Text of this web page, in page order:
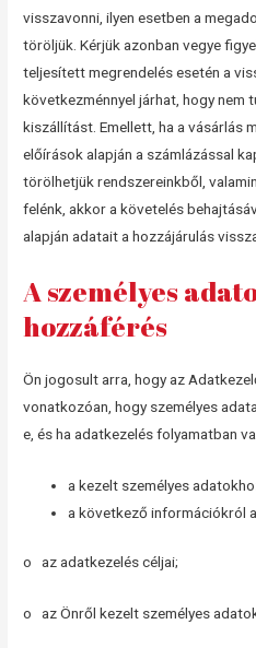
visszavonni, ilyen esetben a
töröljük. Kérjük azonban vegye
teljesített megrendelés esetén a
következménnyel járhat, hogy nem
kiszállítást. Emellett, ha a vásárlás
előírások alapján a számlázással
törölhetjük rendszereinkből,
felénk, akkor a követelés
alapján adatait a hozzájárulás
A személyes
hozzáférés
Ön jogosult arra, hogy az
vonatkozóan, hogy személyes
e, és ha adatkezelés folyamatban
a kezelt személyes
a következő információkról
o az adatkezelés céljai;
o az Önről kezelt személyes